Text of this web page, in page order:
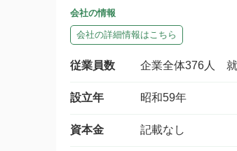
会社の情報
会社の詳細情報はこちら
従業員数 企業全体376人
設立年 昭和59年
資本金 記載なし